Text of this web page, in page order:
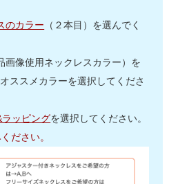
のカラー （２本目）を選んでく
画像使用ネックレスカラー）を
ススメカラーを選択してくださ
ッピングを選択してください。
ださい。